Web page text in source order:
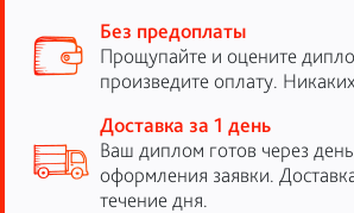
Без предоплаты
Прощупайте и оцените
произведите оплату.
Доставка за 1 день
Ваш диплом готов через
оформления заявки.
течение дня.